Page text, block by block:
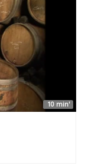
10 min'